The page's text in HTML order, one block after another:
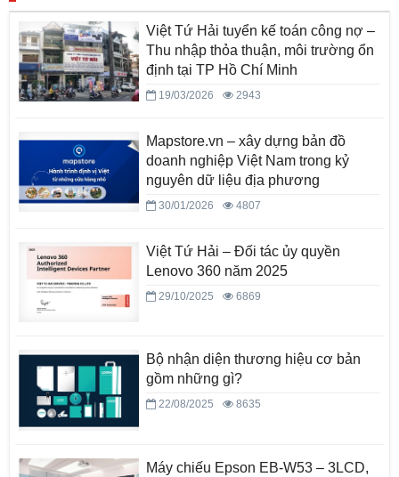
Việt Tứ Hải tuyển kế toán công nợ –
Thu nhập thỏa thuận, môi trường ổn
định tại TP Hồ Chí Minh
19/03/2026 2943
Mapstore.vn – xây dựng bản đồ
doanh nghiệp Việt Nam trong kỷ
nguyên dữ liệu địa phương
30/01/2026 4807
Việt Tứ Hải – Đối tác ủy quyền
Lenovo 360 năm 2025
29/10/2025 6869
Bộ nhận diện thương hiệu cơ bản
gồm những gì?
22/08/2025 8635
Máy chiếu Epson EB-W53 – 3LCD,